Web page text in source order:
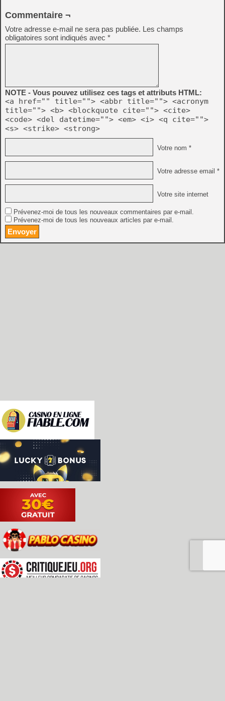
Commentaire ¬
Votre adresse e-mail ne sera pas publiée. Les champs
obligatoires sont indiqués avec *
NOTE - Vous pouvez utilisez ces tags et attributs HTML:
<a href="" title=""> <abbr title=""> <acronym
title=""> <b> <blockquote cite=""> <cite>
<code> <del datetime=""> <em> <i> <q cite="">
<s> <strike> <strong>
Votre nom *
Votre adresse email *
Votre site internet
Prévenez-moi de tous les nouveaux commentaires par e-mail.
Prévenez-moi de tous les nouveaux articles par e-mail.